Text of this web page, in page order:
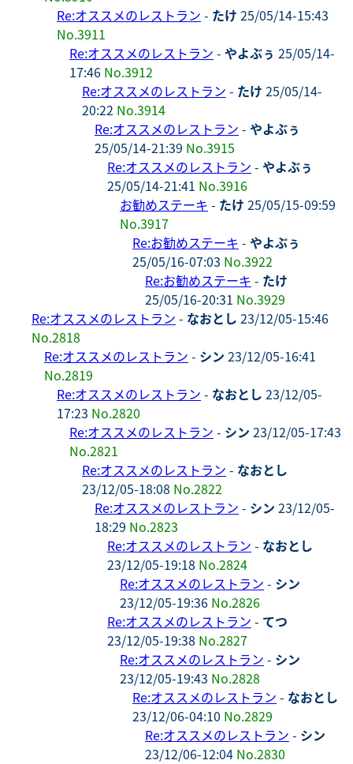
Re:オススメのレストラン - たけ 25/05/14-15:43
No.3911
Re:オススメのレストラン - やよぶぅ 25/05/14-
17:46 No.3912
Re:オススメのレストラン - たけ 25/05/14-
20:22 No.3914
Re:オススメのレストラン - やよぶぅ
25/05/14-21:39 No.3915
Re:オススメのレストラン - やよぶぅ
25/05/14-21:41 No.3916
お勧めステーキ - たけ 25/05/15-09:59
No.3917
Re:お勧めステーキ - やよぶぅ
25/05/16-07:03 No.3922
Re:お勧めステーキ - たけ
25/05/16-20:31 No.3929
Re:オススメのレストラン - なおとし 23/12/05-15:46
No.2818
Re:オススメのレストラン - シン 23/12/05-16:41
No.2819
Re:オススメのレストラン - なおとし 23/12/05-
17:23 No.2820
Re:オススメのレストラン - シン 23/12/05-17:43
No.2821
Re:オススメのレストラン - なおとし
23/12/05-18:08 No.2822
Re:オススメのレストラン - シン 23/12/05-
18:29 No.2823
Re:オススメのレストラン - なおとし
23/12/05-19:18 No.2824
Re:オススメのレストラン - シン
23/12/05-19:36 No.2826
Re:オススメのレストラン - てつ
23/12/05-19:38 No.2827
Re:オススメのレストラン - シン
23/12/05-19:43 No.2828
Re:オススメのレストラン - なおとし
23/12/06-04:10 No.2829
Re:オススメのレストラン - シン
23/12/06-12:04 No.2830